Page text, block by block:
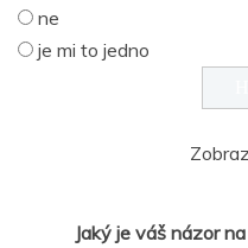
ne
je mi to jedno
Jaký je váš názor